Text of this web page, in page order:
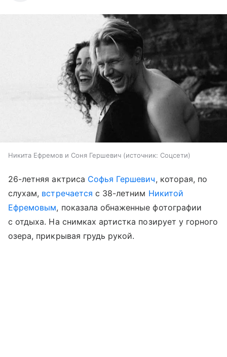
Никита Ефремов и Соня Гершевич источник: Соцсети
26-летняя актриса Софья Гершевич, которая, по
слухам, встречается с 38-летним Никитой
Ефремовым, показала обнаженные фотографии
с отдыха. На снимках артистка позирует у горного
озера, прикрывая грудь рукой.